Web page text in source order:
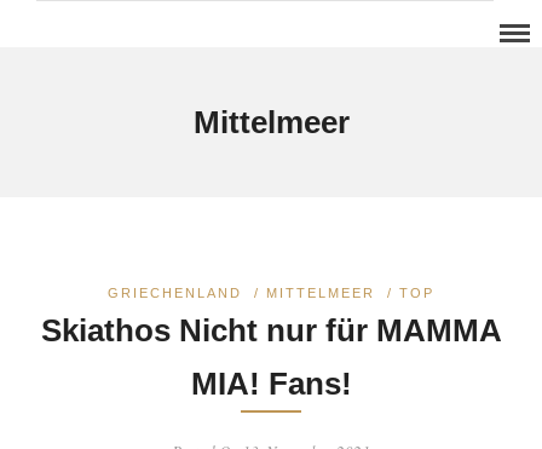
Mittelmeer
GRIECHENLAND / MITTELMEER / TOP
Skiathos Nicht nur für MAMMA
MIA! Fans!